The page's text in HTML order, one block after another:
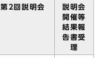
第2回説明会
説明会
開催等
結果報
告書受
理